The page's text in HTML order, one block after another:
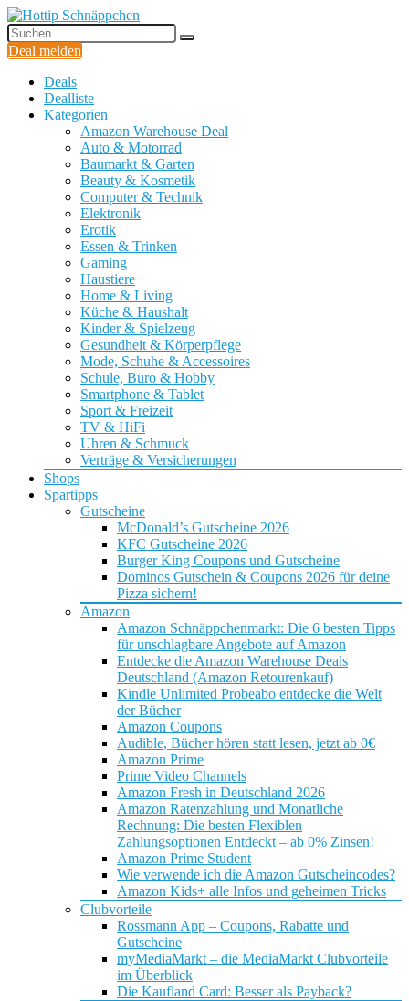
Deal melden
Deals
Dealliste
Kategorien
Amazon Warehouse Deal
Auto & Motorrad
Baumarkt & Garten
Beauty & Kosmetik
Computer & Technik
Elektronik
Erotik
Essen & Trinken
Gaming
Haustiere
Home & Living
Küche & Haushalt
Kinder & Spielzeug
Gesundheit & Körperpflege
Mode, Schuhe & Accessoires
Schule, Büro & Hobby
Smartphone & Tablet
Sport & Freizeit
TV & HiFi
Uhren & Schmuck
Verträge & Versicherungen
Shops
Spartipps
Gutscheine
McDonald’s Gutscheine 2026
KFC Gutscheine 2026
Burger King Coupons und Gutscheine
Dominos Gutschein & Coupons 2026 für deine
Pizza sichern!
Amazon
Amazon Schnäppchenmarkt: Die 6 besten Tipps
für unschlagbare Angebote auf Amazon
Entdecke die Amazon Warehouse Deals
Deutschland (Amazon Retourenkauf)
Kindle Unlimited Probeabo entdecke die Welt
der Bücher
Amazon Coupons
Audible, Bücher hören statt lesen, jetzt ab 0€
Amazon Prime
Prime Video Channels
Amazon Fresh in Deutschland 2026
Amazon Ratenzahlung und Monatliche
Rechnung: Die besten Flexiblen
Zahlungsoptionen Entdeckt – ab 0% Zinsen!
Amazon Prime Student
Wie verwende ich die Amazon Gutscheincodes?
Amazon Kids+ alle Infos und geheimen Tricks
Clubvorteile
Rossmann App – Coupons, Rabatte und
Gutscheine
myMediaMarkt – die MediaMarkt Clubvorteile
im Überblick
Die Kaufland Card: Besser als Payback?